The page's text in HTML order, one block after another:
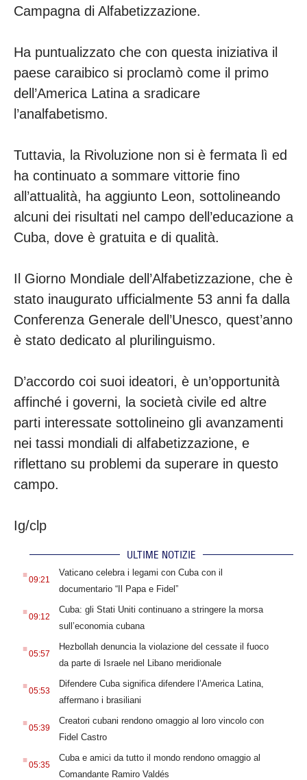
Campagna di Alfabetizzazione.
Ha puntualizzato che con questa iniziativa il
paese caraibico si proclamò come il primo
dell’America Latina a sradicare
l’analfabetismo.
Tuttavia, la Rivoluzione non si è fermata lì ed
ha continuato a sommare vittorie fino
all’attualità, ha aggiunto Leon, sottolineando
alcuni dei risultati nel campo dell’educazione a
Cuba, dove è gratuita e di qualità.
Il Giorno Mondiale dell’Alfabetizzazione, che è
stato inaugurato ufficialmente 53 anni fa dalla
Conferenza Generale dell’Unesco, quest’anno
è stato dedicato al plurilinguismo.
D’accordo coi suoi ideatori, è un’opportunità
affinché i governi, la società civile ed altre
parti interessate sottolineino gli avanzamenti
nei tassi mondiali di alfabetizzazione, e
riflettano su problemi da superare in questo
campo.
Ig/clp
ULTIME NOTIZIE
.09:21
Vaticano celebra i legami con Cuba con il
documentario “Il Papa e Fidel”
.09:12
Cuba: gli Stati Uniti continuano a stringere la morsa
sull’economia cubana
.05:57
Hezbollah denuncia la violazione del cessate il fuoco
da parte di Israele nel Libano meridionale
.05:53
Difendere Cuba significa difendere l’America Latina,
affermano i brasiliani
.05:39
Creatori cubani rendono omaggio al loro vincolo con
Fidel Castro
.05:35
Cuba e amici da tutto il mondo rendono omaggio al
Comandante Ramiro Valdés